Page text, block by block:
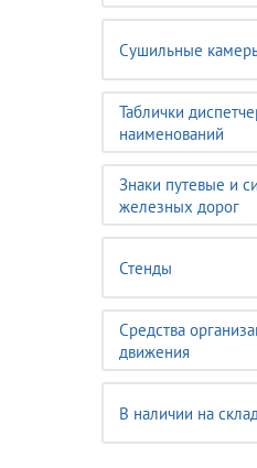
Сушильные
Таблички
наименований
Знаки путевые и
железных дорог
Стенды
Средства
движения
В наличии на